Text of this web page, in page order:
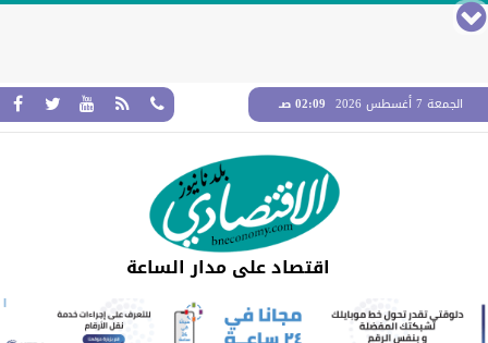
الجمعة 7 أغسطس 2026 02:09 صـ
اقتصاد على مدار الساعة